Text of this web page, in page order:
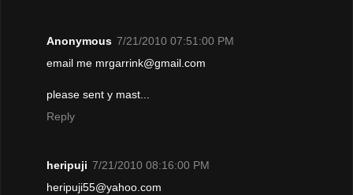
Anonymous 7/21/2010 07:51:00 PM
email me mrgarrink@gmail.com
please sent y mast...
Reply
heripuji 7/21/2010 08:16:00 PM
heripuji55@yahoo.com